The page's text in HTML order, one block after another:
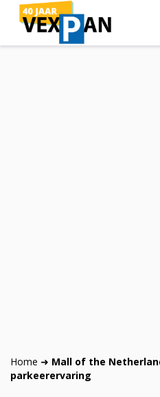
Home ➜ Mall of the
parkeerervaring